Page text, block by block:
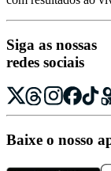
Siga as nossas
redes sociais
Baixe o nosso